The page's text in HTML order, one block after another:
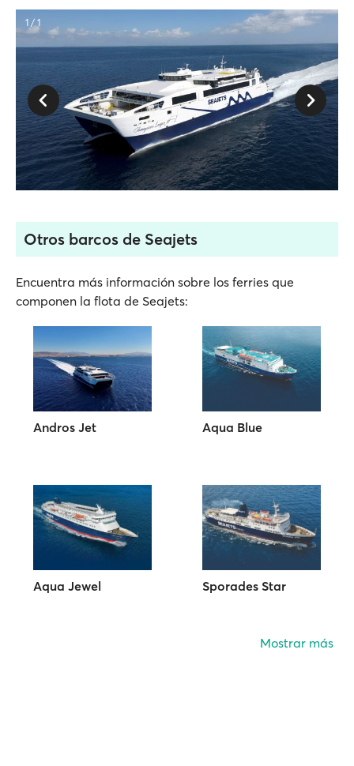
1 / 1
Otros barcos de Seajets
Encuentra más información sobre los ferries que
componen la flota de Seajets:
Andros Jet Aqua Blue
Aqua Jewel Sporades Star
Mostrar más